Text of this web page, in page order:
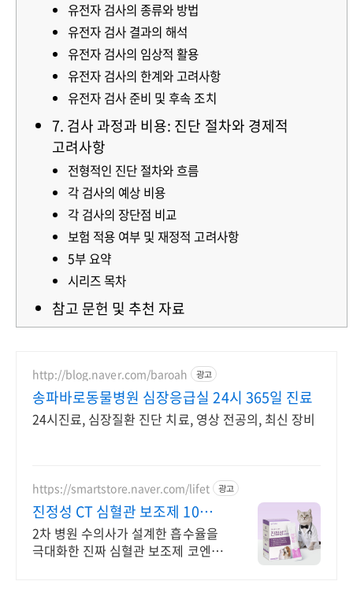
유전자 검사의 종류와 방법
유전자 검사 결과의 해석
유전자 검사의 임상적 활용
유전자 검사의 한계와 고려사항
유전자 검사 준비 및 후속 조치
7. 검사 과정과 비용: 진단 절차와 경제적
고려사항
전형적인 진단 절차와 흐름
각 검사의 예상 비용
각 검사의 장단점 비교
보험 적용 여부 및 재정적 고려사항
5부 요약
시리즈 목차
참고 문헌 및 추천 자료
http://blog.naver.com/baroah 광고
송파바로동물병원 심장응급실 24시 365일 진료
24시진료, 심장질환 진단 치료, 영상 전공의, 최신 장비
https://smartstore.naver.com/lifet 광고
진정성 CT 심혈관 보조제 10가지
심혈관 필수 성분
2차 병원 수의사가 설계한 흡수율을
극대화한 진짜 심혈관 보조제 코엔자